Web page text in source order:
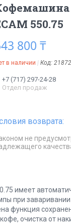
550.75
800 ₸
в наличии Код:
+7 (717) 297-24-28
Отдел продаж
не
имеет
при
функция
очистка от